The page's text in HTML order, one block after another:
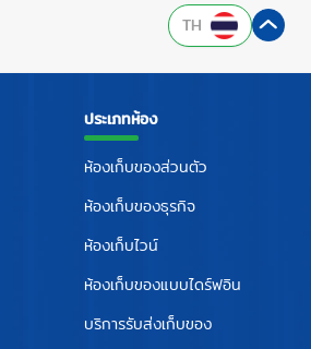
TH
ประเภทห้อง
ห้องเก็บของส่วนตัว
ห้องเก็บของธุรกิจ
ห้องเก็บไวน์
ห้องเก็บของแบบไดร์ฟอิน
บริการรับส่งเก็บของ